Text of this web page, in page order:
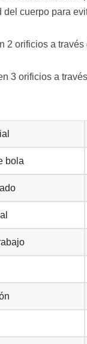
del cuerpo para
2 orificios a
3 orificios a
bola